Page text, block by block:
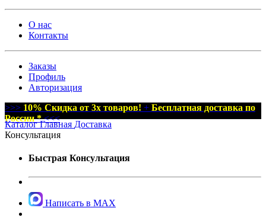
О нас
Контакты
Заказы
Профиль
Авторизация
>>> 10% Скидка от 3х товаров! + Бесплатная доставка по
России *<<<
Каталог Главная Доставка
Консультация
Быстрая Консультация
Написать в MAX